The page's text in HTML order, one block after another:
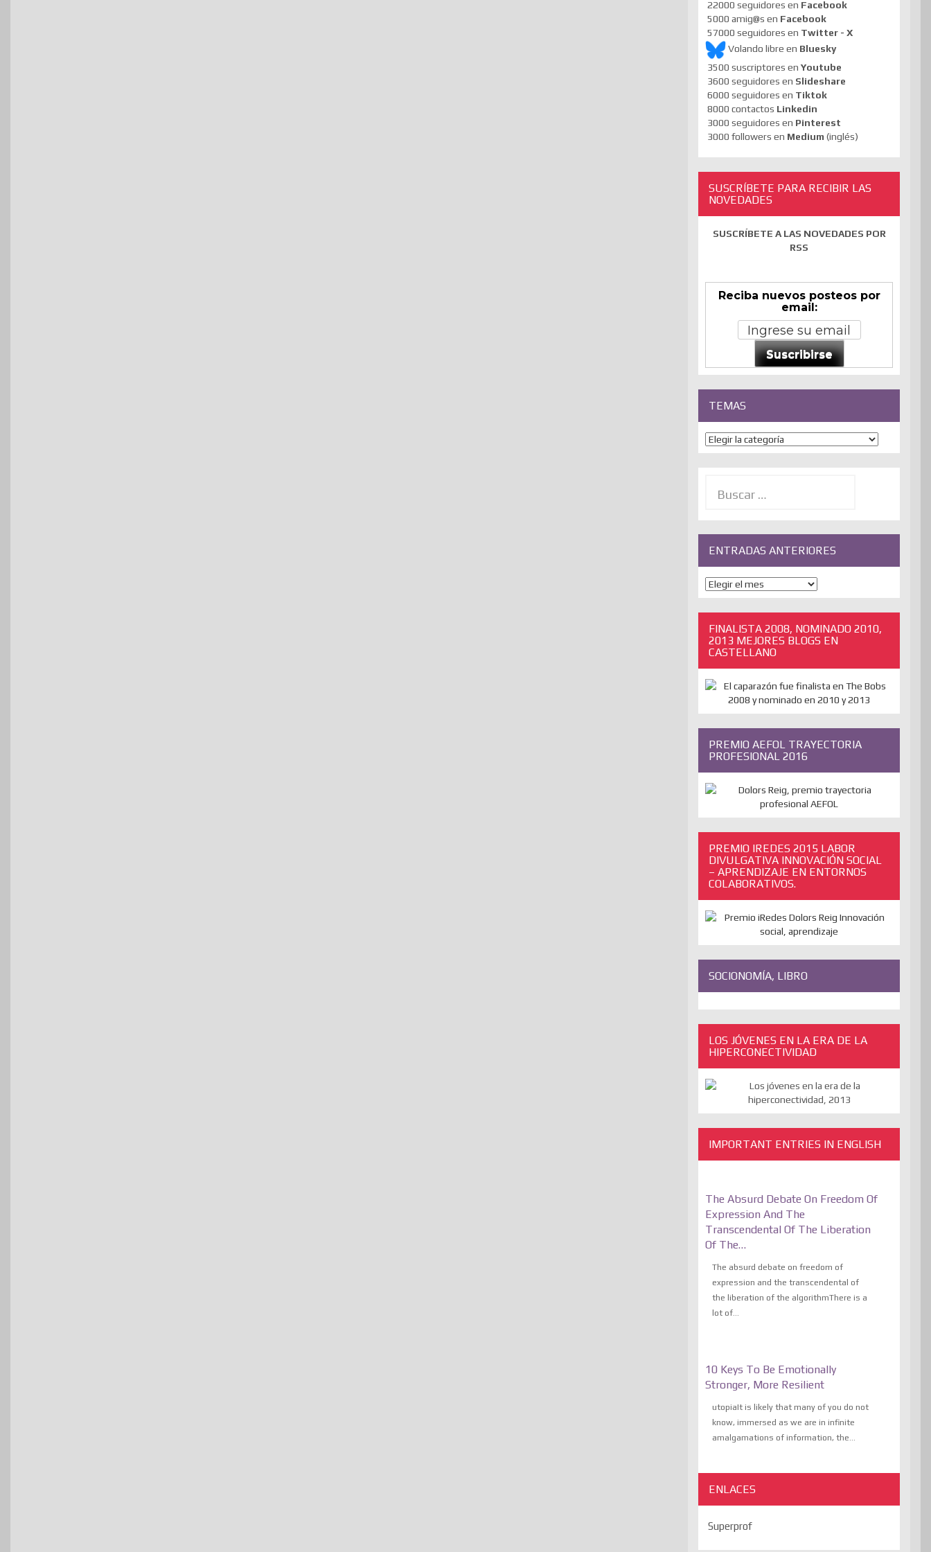
22000 seguidores en Facebook
5000 amig@s en Facebook
57000 seguidores en Twitter - X
Volando libre en Bluesky
3500 suscriptores en Youtube
3600 seguidores en Slideshare
6000 seguidores en Tiktok
8000 contactos Linkedin
3000 seguidores en Pinterest
3000 followers en Medium (inglés)
SUSCRÍBETE PARA RECIBIR LAS
NOVEDADES
SUSCRÍBETE A LAS NOVEDADES POR
RSS
Reciba nuevos posteos por
email:
Suscribirse
TEMAS
Temas
ENTRADAS ANTERIORES
ENTRADAS
ANTERIORES
FINALISTA 2008, NOMINADO 2010,
2013 MEJORES BLOGS EN
CASTELLANO
PREMIO AEFOL TRAYECTORIA
PROFESIONAL 2016
PREMIO IREDES 2015 LABOR
DIVULGATIVA INNOVACIÓN SOCIAL
– APRENDIZAJE EN ENTORNOS
COLABORATIVOS.
SOCIONOMÍA, LIBRO
LOS JÓVENES EN LA ERA DE LA
HIPERCONECTIVIDAD
IMPORTANT ENTRIES IN ENGLISH
The Absurd Debate On Freedom Of
Expression And The
Transcendental Of The Liberation
Of The…
The absurd debate on freedom of
expression and the transcendental of
the liberation of the algorithmThere is a
lot of...
10 Keys To Be Emotionally
Stronger, More Resilient
utopiaIt is likely that many of you do not
know, immersed as we are in infinite
amalgamations of information, the...
ENLACES
Superprof